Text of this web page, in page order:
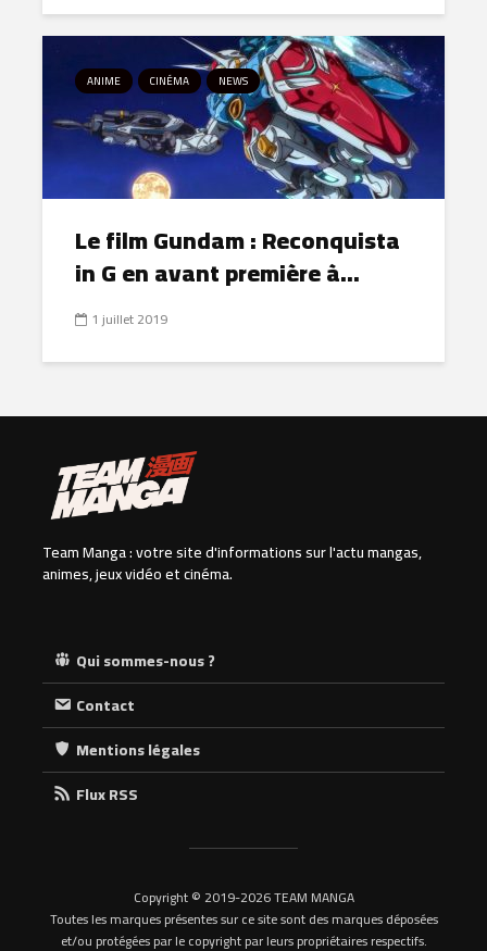
ANIME CINÉMA NEWS
Le film Gundam : Reconquista
in G en avant première à...
1 juillet 2019
Team Manga : votre site d'informations sur l'actu mangas,
animes, jeux vidéo et cinéma.
Qui sommes-nous ?
Contact
Mentions légales
Flux RSS
Copyright © 2019-2026 TEAM MANGA
Toutes les marques présentes sur ce site sont des marques déposées
et/ou protégées par le copyright par leurs propriétaires respectifs.